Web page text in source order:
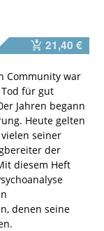
21,40 €
Community war
für gut
Jahren begann
Heute gelten
seiner
der
diesem Heft
denen seine